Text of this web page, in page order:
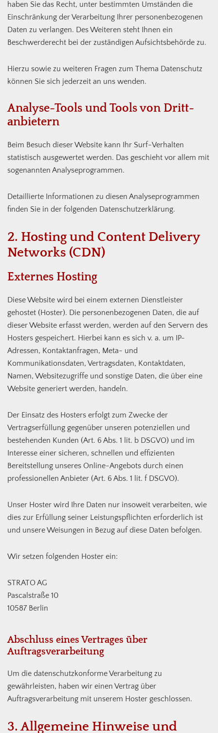
haben Sie das Recht, unter bestimmten Umständen die
Einschränkung der Verarbeitung Ihrer personenbezogenen
Daten zu verlangen. Des Weiteren steht Ihnen ein
Beschwerderecht bei der zuständigen Aufsichtsbehörde zu.
Hierzu sowie zu weiteren Fragen zum Thema Datenschutz
können Sie sich jederzeit an uns wenden.
Analyse-Tools und Tools von Dritt­
anbietern
Beim Besuch dieser Website kann Ihr Surf-Verhalten
statistisch ausgewertet werden. Das geschieht vor allem mit
sogenannten Analyseprogrammen.
Detaillierte Informationen zu diesen Analyseprogrammen
finden Sie in der folgenden Datenschutzerklärung.
2. Hosting und Content Delivery
Networks (CDN)
Externes Hosting
Diese Website wird bei einem externen Dienstleister
gehostet (Hoster). Die personenbezogenen Daten, die auf
dieser Website erfasst werden, werden auf den Servern des
Hosters gespeichert. Hierbei kann es sich v. a. um IP-
Adressen, Kontaktanfragen, Meta- und
Kommunikationsdaten, Vertragsdaten, Kontaktdaten,
Namen, Websitezugriffe und sonstige Daten, die über eine
Website generiert werden, handeln.
Der Einsatz des Hosters erfolgt zum Zwecke der
Vertragserfüllung gegenüber unseren potenziellen und
bestehenden Kunden (Art. 6 Abs. 1 lit. b DSGVO) und im
Interesse einer sicheren, schnellen und effizienten
Bereitstellung unseres Online-Angebots durch einen
professionellen Anbieter (Art. 6 Abs. 1 lit. f DSGVO).
Unser Hoster wird Ihre Daten nur insoweit verarbeiten, wie
dies zur Erfüllung seiner Leistungspflichten erforderlich ist
und unsere Weisungen in Bezug auf diese Daten befolgen.
Wir setzen folgenden Hoster ein:
STRATO AG
Pascalstraße 10
10587 Berlin
Abschluss eines Vertrages über
Auftragsverarbeitung
Um die datenschutzkonforme Verarbeitung zu
gewährleisten, haben wir einen Vertrag über
Auftragsverarbeitung mit unserem Hoster geschlossen.
3. Allgemeine Hinweise und